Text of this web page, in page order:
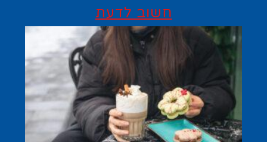
חשוב לדעת